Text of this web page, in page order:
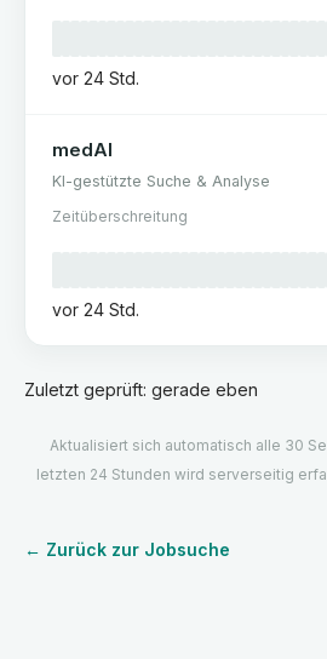
vor 24 Std.
medAI
KI-gestützte Suche & Analyse
Zeitüberschreitung
vor 24 Std.
Zuletzt geprüft: gerade eben
Aktualisiert sich automatisch alle 30
letzten 24 Stunden wird serverseitig
← Zurück zur Jobsuche